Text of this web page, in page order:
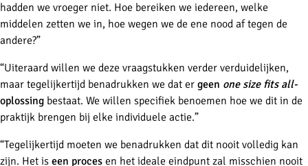
hadden we vroeger niet. Hoe bereiken we iedereen, welke
middelen zetten we in, hoe wegen we de ene nood af tegen de
andere?”
“Uiteraard willen we deze vraagstukken verder verduidelijken,
maar tegelijkertijd benadrukken we dat er geen one size fits all-
oplossing bestaat. We willen specifiek benoemen hoe we dit in de
praktijk brengen bij elke individuele actie.”
“Tegelijkertijd moeten we benadrukken dat dit nooit volledig kan
zijn. Het is een proces en het ideale eindpunt zal misschien nooit